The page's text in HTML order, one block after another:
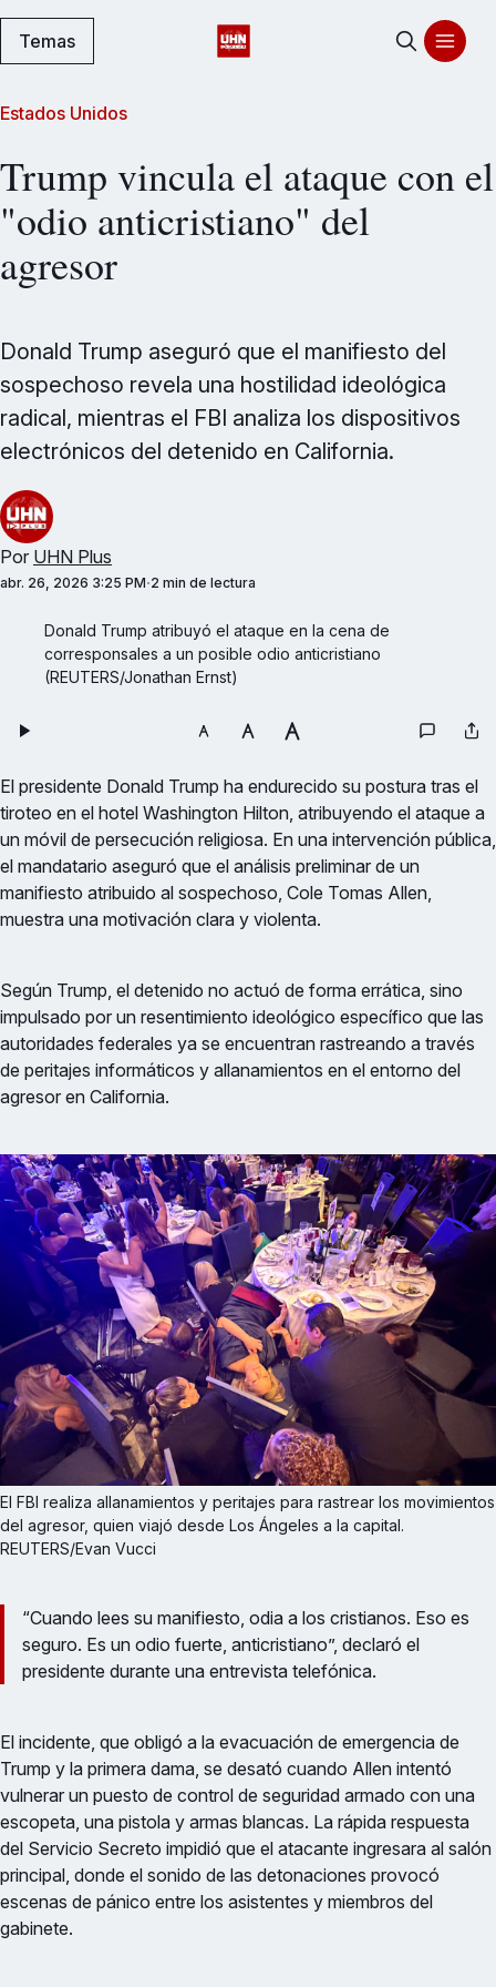
Temas
Estados Unidos
Trump vincula el ataque con el
"odio anticristiano" del
agresor
Donald Trump aseguró que el manifiesto del
sospechoso revela una hostilidad ideológica
radical, mientras el FBI analiza los dispositivos
electrónicos del detenido en California.
Por UHN Plus
abr. 26, 2026 3:25 PM 2 min de lectura
Donald Trump atribuyó el ataque en la cena de
corresponsales a un posible odio anticristiano
(REUTERS/Jonathan Ernst)
El presidente Donald Trump ha endurecido su postura tras el
tiroteo en el hotel Washington Hilton, atribuyendo el ataque a
un móvil de persecución religiosa. En una intervención pública,
el mandatario aseguró que el análisis preliminar de un
manifiesto atribuido al sospechoso, Cole Tomas Allen,
muestra una motivación clara y violenta.
Según Trump, el detenido no actuó de forma errática, sino
impulsado por un resentimiento ideológico específico que las
autoridades federales ya se encuentran rastreando a través
de peritajes informáticos y allanamientos en el entorno del
agresor en California.
El FBI realiza allanamientos y peritajes para rastrear los movimientos
del agresor, quien viajó desde Los Ángeles a la capital.
REUTERS/Evan Vucci
“Cuando lees su manifiesto, odia a los cristianos. Eso es
seguro. Es un odio fuerte, anticristiano”, declaró el
presidente durante una entrevista telefónica.
El incidente, que obligó a la evacuación de emergencia de
Trump y la primera dama, se desató cuando Allen intentó
vulnerar un puesto de control de seguridad armado con una
escopeta, una pistola y armas blancas. La rápida respuesta
del Servicio Secreto impidió que el atacante ingresara al salón
principal, donde el sonido de las detonaciones provocó
escenas de pánico entre los asistentes y miembros del
gabinete.